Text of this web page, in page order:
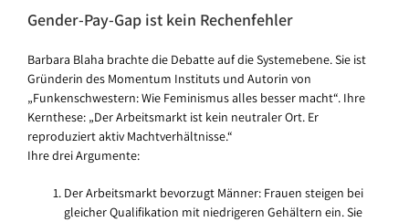
Gender-Pay-Gap ist kein Rechenfehler
Barbara Blaha brachte die Debatte auf die Systemebene. Sie ist
Gründerin des Momentum Instituts und Autorin von
„Funkenschwestern: Wie Feminismus alles besser macht“. Ihre
Kernthese: „Der Arbeitsmarkt ist kein neutraler Ort. Er
reproduziert aktiv Machtverhältnisse.“
Ihre drei Argumente:
Der Arbeitsmarkt bevorzugt Männer: Frauen steigen bei
gleicher Qualifikation mit niedrigeren Gehältern ein. Sie